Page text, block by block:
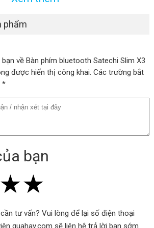
phẩm
về Bàn phím bluetooth Satechi Slim X3
được hiển thị công khai. Các trường bắt
*
bạn
★
★★
tư vấn? Vui lòng để lại số điện thoại
quahay.com sẽ liên hệ trả lời bạn sớm